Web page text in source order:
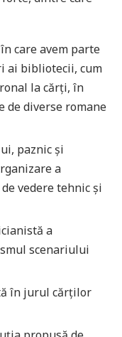
care avem parte
ai bibliotecii, cum
la cărți, în
de diverse romane
paznic și
a
vedere tehnic și
a
scenariului
în jurul cărților